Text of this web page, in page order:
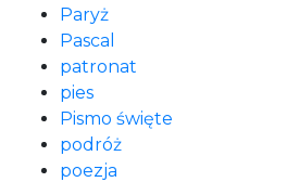
Paryż
Pascal
patronat
pies
Pismo święte
podróż
poezja